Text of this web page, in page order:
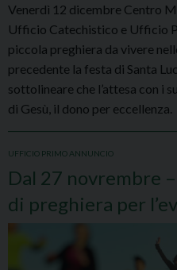
Venerdì 12 dicembre Centro
Ufficio Catechistico e Ufficio
piccola preghiera da vivere
precedente la festa di Santa
sottolineare che l’attesa con i
di Gesù, il dono per eccellenza.
UFFICIO PRIMO ANNUNCIO
Dal 27 novrembre
di preghiera per